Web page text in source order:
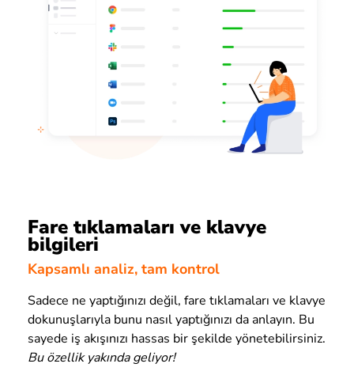
Fare tıklamaları ve klavye
bilgileri
Kapsamlı analiz, tam kontrol
Sadece ne yaptığınızı değil, fare tıklamaları ve klavye
dokunuşlarıyla bunu nasıl yaptığınızı da anlayın. Bu
sayede iş akışınızı hassas bir şekilde yönetebilirsiniz.
Bu özellik yakında geliyor!